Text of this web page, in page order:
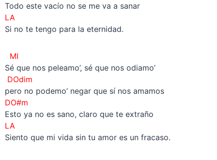
Todo este vacío no se me va a sanar
LA
Si no te tengo para la eternidad.
MI
Sé que nos peleamo’, sé que nos odiamo’
DOdim
pero no podemo’ negar que sí nos amamos
DO#m
Esto ya no es sano, claro que te extraño
LA
Siento que mi vida sin tu amor es un fracaso.